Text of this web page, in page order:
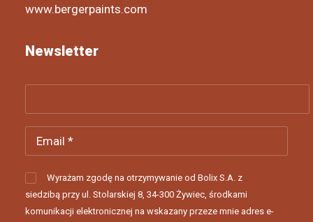
www.bergerpaints.com
Newsletter
Wyrażam zgodę na otrzymywanie od Bolix S.A. z
siedzibą przy ul. Stolarskiej 8, 34-300 Żywiec, środkami
komunikacji elektronicznej na wskazany przeze mnie adres e-